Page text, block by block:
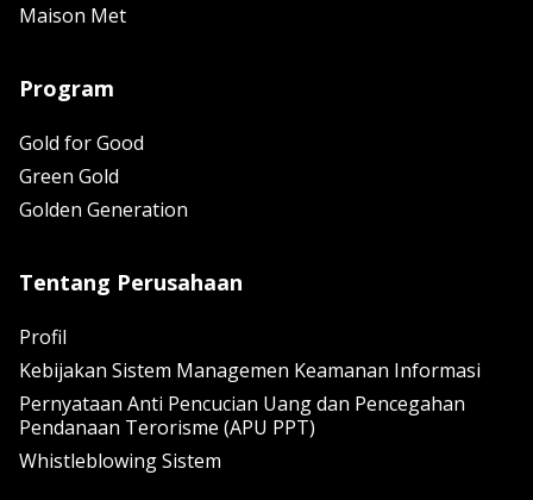
Maison Met
Program
Gold for Good
Green Gold
Golden Generation
Tentang Perusahaan
Profil
Kebijakan Sistem Managemen Keamanan Informasi
Pernyataan Anti Pencucian Uang dan Pencegahan
Pendanaan Terorisme (APU PPT)
Whistleblowing Sistem